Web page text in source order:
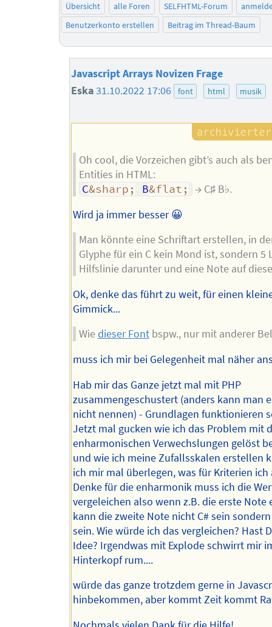
Übersicht alle Foren SELFHTML-Forum
Benutzerkonto erstellen
Beitrag im Thread-Baum
Javascript Arrays Novizen Frage
Eska31.10.2022 17:06 font html musik
Oh cool, die Vorzeichen gibt’s auch als
Entities in HTML:
C&sharp; B&flat;
→ C♯ B♭.
Wird ja immer besser 😀
Man könnte eine Schriftart erstellen, in
Glyphe für ein C kein Mond ist, sondern 5
Hilfslinie darunter und eine Note auf
Ok, denke das führt zu weit, für einen
Gimmick...
Wiedieser Fontbspw., nur mit anderer
muss ich mir bei Gelegenheit mal näher
Hab mir das Ganze jetzt mal mit PHP
zusammengeschustert (anders kann man
nicht nennen) - Grundlagen funktionieren
Jetzt mal gucken wie ich das Problem mit
enharmonischen Verwechslungen gelöst
und wie ich meine Zufallsskalen erstellen
ich mir mal überlegen, was für Kriterien ich
Denke für die enharmonik muss ich die
vergeleichen also wenn z.B. die erste Note
kann die zweite Note nicht C# sein
sein. Wie würde ich das vergleichen? Hast
Idee? Irgendwas mit Explode schwirrt mir
Hinterkopf rum....
würde das ganze trotzdem gerne in
hinbekommen, aber kommt Zeit kommt